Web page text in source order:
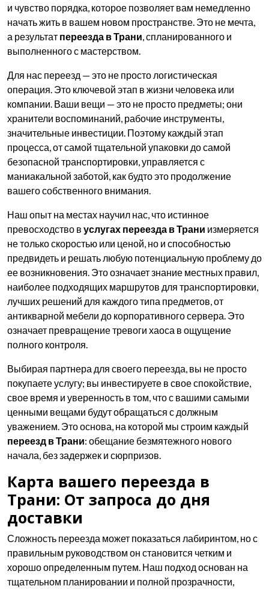
и чувство порядка, которое позволяет вам немедленно
начать жить в вашем новом пространстве. Это не мечта,
а результат переезда в Трани, спланированного и
выполненного с мастерством.
Для нас переезд — это не просто логистическая
операция. Это ключевой этап в жизни человека или
компании. Ваши вещи — это не просто предметы; они
хранители воспоминаний, рабочие инструменты,
значительные инвестиции. Поэтому каждый этап
процесса, от самой тщательной упаковки до самой
безопасной транспортировки, управляется с
маниакальной заботой, как будто это продолжение
вашего собственного внимания.
Наш опыт на местах научил нас, что истинное
превосходство в услугах переезда в Трани измеряется
не только скоростью или ценой, но и способностью
предвидеть и решать любую потенциальную проблему до
ее возникновения. Это означает знание местных правил,
наиболее подходящих маршрутов для транспортировки,
лучших решений для каждого типа предметов, от
антикварной мебели до корпоративного сервера. Это
означает превращение тревоги хаоса в ощущение
полного контроля.
Выбирая партнера для своего переезда, вы не просто
покупаете услугу; вы инвестируете в свое спокойствие,
свое время и уверенность в том, что с вашими самыми
ценными вещами будут обращаться с должным
уважением. Это основа, на которой мы строим каждый
переезд в Трани: обещание безмятежного нового
начала, без задержек и сюрпризов.
Карта вашего переезда в
Трани: От запроса до дня
доставки
Сложность переезда может показаться лабиринтом, но с
правильным руководством он становится четким и
хорошо определенным путем. Наш подход основан на
тщательном планировании и полной прозрачности,